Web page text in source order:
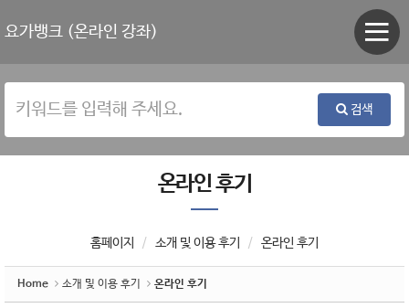
요가뱅크 (온라인 강좌)
검색
온라인 후기
홈페이지 소개 및 이용 후기 온라인 후기
Home 소개 및 이용 후기 온라인 후기